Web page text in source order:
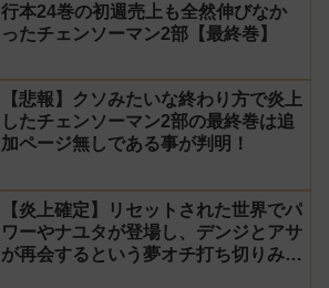
行本24巻の初週売上も全然伸びなか
ったチェンソーマン2部【最終巻】
【悲報】クソみたいな終わり方で炎上
したチェンソーマン2部の最終巻は追
加ページ無しである事が判明！
【炎上確定】リセットされた世界でパ
ワーやナユタが登場し、デンジとアサ
が再会するという夢オチ打ち切りみた